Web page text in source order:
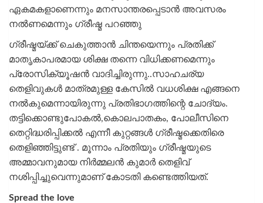
ഏകമകളാണെന്നും മനസാന്തരപ്പെടാന്‍ അവസരം
നല്‍ണമെന്നും ഗ്രീഷ്മ പറഞ്ഞു
ഗ്രീഷ്മയ്ക്ക് ചെകുത്താന്‍ ചിന്തയെന്നും പ്രതിക്ക്
മാതൃകാപരമായ ശിക്ഷ തന്നെ വിധിക്കണമെന്നും
പ്രോസിക്യൂഷന്‍ വാദിച്ചിരുന്നു..സാഹചര്യ
തെളിവുകള്‍ മാത്രമുള്ള കേസില്‍ വധശിക്ഷ എങ്ങനെ
നല്‍കുമെന്നായിരുന്നു പ്രതിഭാഗത്തിന്റെ ചോദ്യം.
തട്ടിക്കൊണ്ടുപോകല്‍,കൊലപാതകം, പോലീസിനെ
തെറ്റിദ്ധരിപ്പിക്കല്‍ എന്നീ കുറ്റങ്ങൾ ഗ്രീഷ്മക്കെതിരെ
തെളിഞ്ഞിട്ടുണ്ട്‌ . മൂന്നാം പ്രതിയും ഗ്രീഷ്മയുടെ
അമ്മാവനുമായ നിര്‍മ്മലന്‍ കുമാര്‍ തെളിവ്
നശിപ്പിച്ചുവെന്നുമാണ് കോടതി കണ്ടെത്തിയത്.
Spread the love